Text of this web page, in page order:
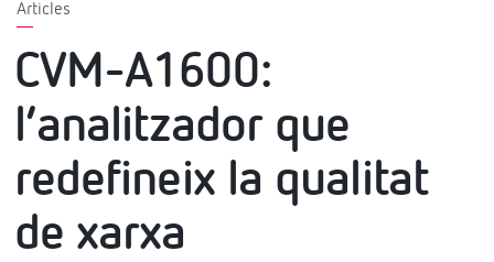
Articles
CVM-A1600:
l’analitzador que
redefineix la qualitat
de xarxa